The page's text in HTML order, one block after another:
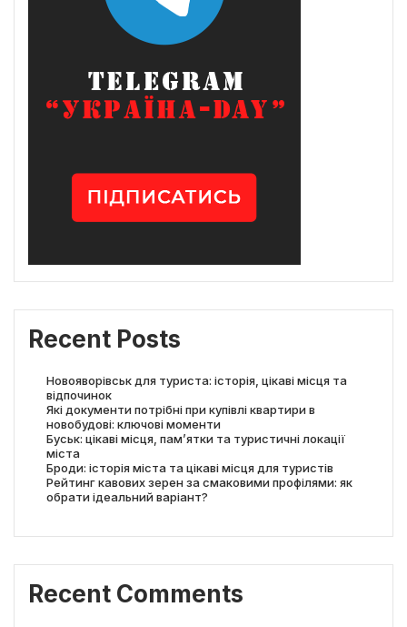
Recent Posts
Новояворівськ для туриста: історія, цікаві місця та
відпочинок
Які документи потрібні при купівлі квартири в
новобудові: ключові моменти
Буськ: цікаві місця, пам’ятки та туристичні локації
міста
Броди: історія міста та цікаві місця для туристів
Рейтинг кавових зерен за смаковими профілями: як
обрати ідеальний варіант?
Recent Comments